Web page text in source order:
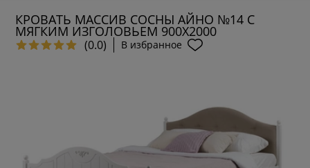
КРОВАТЬ МАССИВ СОСНЫ АЙНО №14 С
МЯГКИМ ИЗГОЛОВЬЕМ 900Х2000
(0.0) В избранное